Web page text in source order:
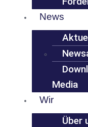
News
Media
Wir
Über